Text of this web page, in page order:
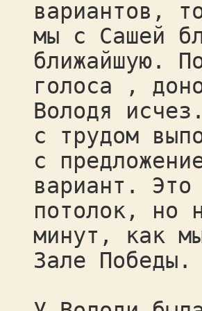
вариантов,
мы с Сашей
ближайшую.
голоса ,
Володя
с трудом
с
вариант. Это
потолок, но
минут, как
Зале Победы.